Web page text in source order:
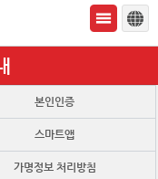
본인인증
스마트앱
가명정보 처리방침